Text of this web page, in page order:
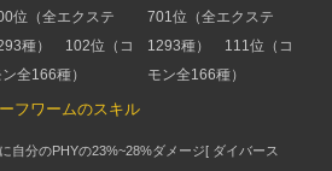
位（全エクステ
種） 102位（コ
全166種）
701位（全エクステ
1293種） 111位（コ
モン全166種）
フワームのスキル
自分のPHYの23%~28%ダメージ[ ダイバース